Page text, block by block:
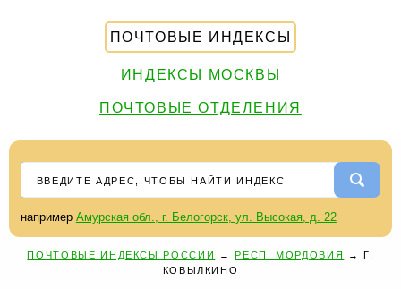
ПОЧТОВЫЕ ИНДЕКСЫ
ИНДЕКСЫ МОСКВЫ
ПОЧТОВЫЕ ОТДЕЛЕНИЯ
например Амурская обл., г. Белогорск, ул. Высокая, д. 22
ПОЧТОВЫЕ ИНДЕКСЫ РОССИИ →РЕСП. МОРДОВИЯ →Г.
КОВЫЛКИНО